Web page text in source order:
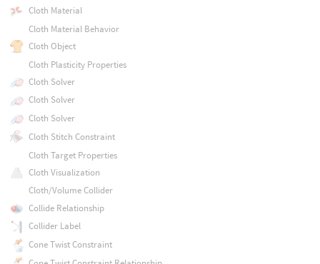
Cloth Material
Cloth Material Behavior
Cloth Object
Cloth Plasticity Properties
Cloth Solver
Cloth Solver
Cloth Solver
Cloth Stitch Constraint
Cloth Target Properties
Cloth Visualization
Cloth/Volume Collider
Collide Relationship
Collider Label
Cone Twist Constraint